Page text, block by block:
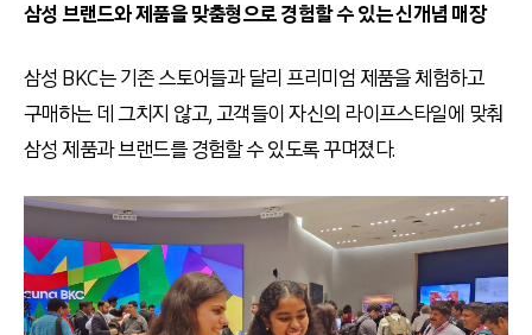
삼성 브랜드와 제품을 맞춤형으로 경험할 수 있는 신개념 매장
삼성 BKC는 기존 스토어들과 달리 프리미엄 제품을 체험하고
구매하는 데 그치지 않고, 고객들이 자신의 라이프스타일에 맞춰
삼성 제품과 브랜드를 경험할 수 있도록 꾸며졌다.